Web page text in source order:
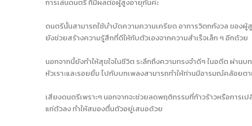
การเล่นดนตรี ที่มีผลต่อผู้สูงอายุกันค่ะ
ดนตรีนั้นสามารถใช้บำบัดความความเครียด อาการวิตกกังวล ของผู้
ยังช่วยสร้างความรู้สึกที่ดีให้กับตัวเองจากความสำเร็จเล็ก ๆ อีกด้วย
นอกจากนี้ยังทำให้สุขใจในชีวิต ระลึกถึงความทรงจำดีๆ ในอดีต ผ่า
หัวเราะและรอยยิ้ม ไปกับบทเพลงสามารถทำให้ท่านมีอารมณ์คล้อยต
เสียงดนตรีเพราะๆ นอกจากจะช่วยลดพฤติกรรมที่ก้าวร้าวหรือการ
แก่ตัวลง ทำให้สมองตื่นตัวอยู่เสมอด้วย